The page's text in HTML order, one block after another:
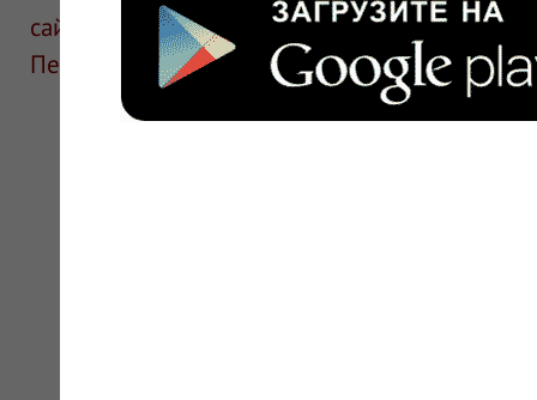
сайте для ознакомления и не является
Перед применением необходима